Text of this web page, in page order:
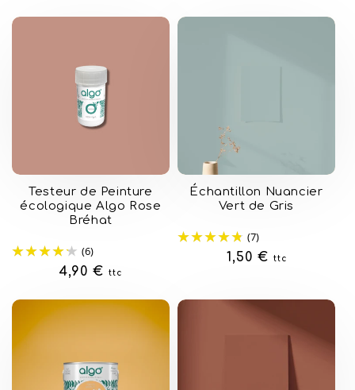
Testeur de Peinture
écologique Algo Rose
Bréhat
(6)
Prix
4,90 € ttc
Échantillon Nuancier
Vert de Gris
(7)
Prix
1,50 € ttc